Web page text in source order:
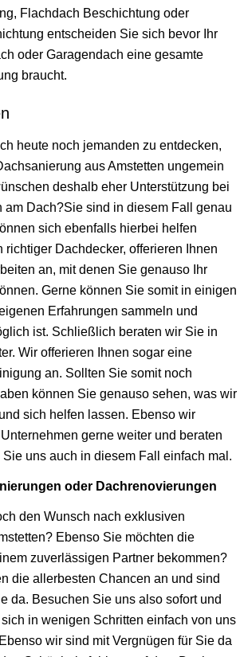
Flachdach Beschichtung oder
entscheiden Sie sich bevor Ihr
oder Garagendach eine gesamte
braucht.
heute noch jemanden zu entdecken,
aus Amstetten ungemein
deshalb eher Unterstützung bei
am Dach?Sie sind in diesem Fall genau
sich ebenfalls hierbei helfen
richtiger Dachdecker, offerieren Ihnen
an, mit denen Sie genauso Ihr
Gerne können Sie somit in einigen
Erfahrungen sammeln und
ist. Schließlich beraten wir Sie in
Wir offerieren Ihnen sogar eine
an. Sollten Sie somit noch
können Sie genauso sehen, was wir
sich helfen lassen. Ebenso wir
gerne weiter und beraten
uns auch in diesem Fall einfach mal.
oder Dachrenovierungen
den Wunsch nach exklusiven
Ebenso Sie möchten die
zuverlässigen Partner bekommen?
die allerbesten Chancen an und sind
da. Besuchen Sie uns also sofort und
in wenigen Schritten einfach von uns
wir sind mit Vergnügen für Sie da